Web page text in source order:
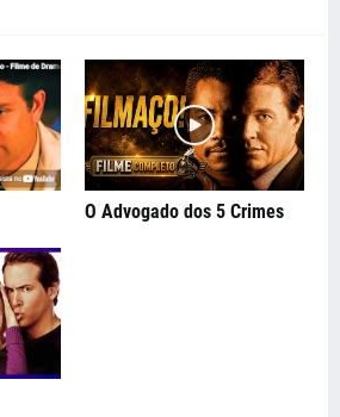
O Advogado dos 5 Crimes